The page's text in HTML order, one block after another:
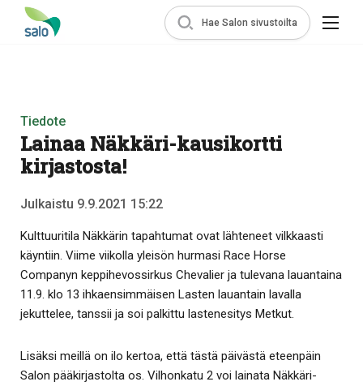
Hae Salon sivustoilta
Tiedote
Lainaa Näkkäri-kausikortti
kirjastosta!
Julkaistu 9.9.2021 15:22
Kulttuuritila Näkkärin tapahtumat ovat lähteneet vilkkaasti
käyntiin. Viime viikolla yleisön hurmasi Race Horse
Companyn keppihevossirkus Chevalier ja tulevana lauantaina
11.9. klo 13 ihkaensimmäisen Lasten lauantain lavalla
jekuttelee, tanssii ja soi palkittu lastenesitys Metkut.
Lisäksi meillä on ilo kertoa, että tästä päivästä eteenpäin
Salon pääkirjastolta os. Vilhonkatu 2 voi lainata Näkkäri-